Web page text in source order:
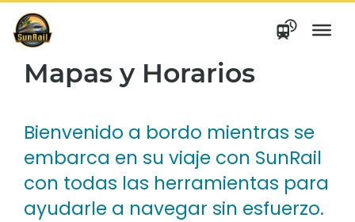
saltar
contenido
Mapas y Horarios
Bienvenido a bordo mientras se
embarca en su viaje con SunRail
con todas las herramientas para
ayudarle a navegar sin esfuerzo.